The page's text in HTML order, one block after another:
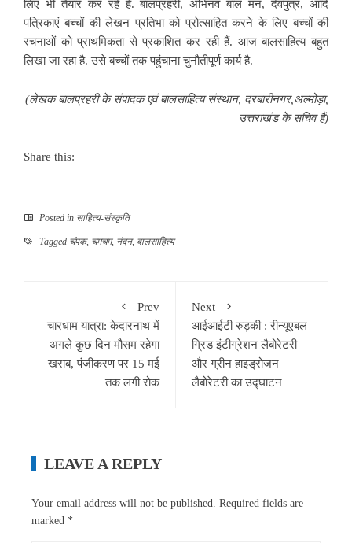
लिए भी तैयार कर रहे हैं. बालप्रहरी, अभिनव बाल मन, देवपुत्र, आदि
पत्रिकाएं बच्चों की लेखन प्रतिभा को प्रोत्साहित करने के लिए बच्चों की
रचनाओं को प्राथमिकता से प्रकाशित कर रही हैं. आज बालसाहित्य बहुत
लिखा जा रहा है. उसे बच्चों तक पहुंचाना चुनौतीपूर्ण कार्य है.
(लेखक बालप्रहरी के संपादक एवं बालसाहित्य संस्थान, दरबारीनगर,अल्मोड़ा,
उत्तराखंड के सचिव हैं)
Share this:
Posted in साहित्‍य-संस्कृति
Tagged चंपक, चमचम, नंदन, बालसाहित्य
Prev
चारधाम यात्रा: केदारनाथ में
अगले कुछ दिन मौसम रहेगा
खराब, पंजीकरण पर 15 मई
तक लगी रोक
Next
आईआईटी रुड़की : रीन्यूएबल
ग्रिड इंटीग्रेशन लैबोरेटरी
और ग्रीन हाइड्रोजन
लैबोरेटरी का उद्घाटन
LEAVE A REPLY
Your email address will not be published. Required fields are
marked *